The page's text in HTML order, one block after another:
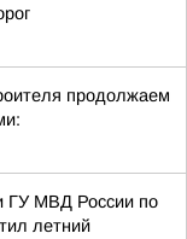
продолжаем
ГУ МВД России по
летний